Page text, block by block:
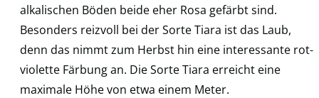
alkalischen Böden beide eher Rosa gefärbt sind.
Besonders reizvoll bei der Sorte Tiara ist das Laub,
denn das nimmt zum Herbst hin eine interessante rot-
violette Färbung an. Die Sorte Tiara erreicht eine
maximale Höhe von etwa einem Meter.